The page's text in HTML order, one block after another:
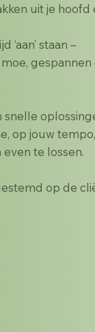
uit je hoofd
staan –
gespannen
op jouw
te lossen.
op de